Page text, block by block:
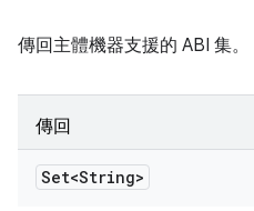
傳回主體機器支援的 ABI 集。
傳回
Set<String>